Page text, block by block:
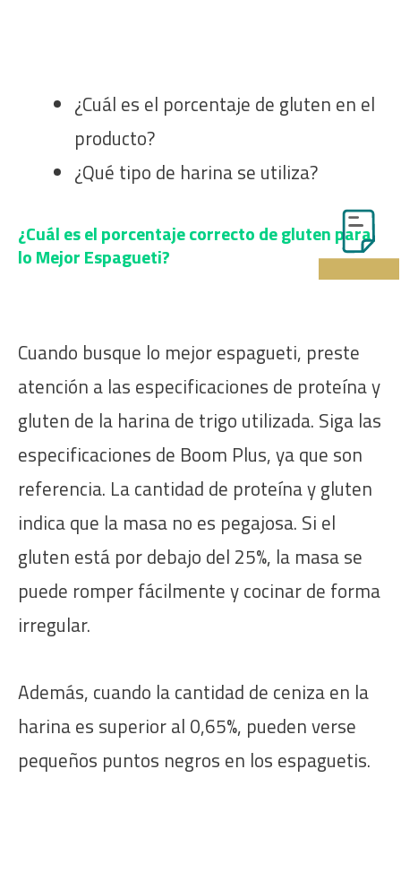
¿Cuál es el porcentaje de gluten en el
producto?
¿Qué tipo de harina se utiliza?
¿Cuál es el porcentaje correcto de gluten para
lo Mejor Espagueti?
Cuando busque lo mejor espagueti, preste
atención a las especificaciones de proteína y
gluten de la harina de trigo utilizada. Siga las
especificaciones de Boom Plus, ya que son
referencia. La cantidad de proteína y gluten
indica que la masa no es pegajosa. Si el
gluten está por debajo del 25%, la masa se
puede romper fácilmente y cocinar de forma
irregular.
Además, cuando la cantidad de ceniza en la
harina es superior al 0,65%, pueden verse
pequeños puntos negros en los espaguetis.